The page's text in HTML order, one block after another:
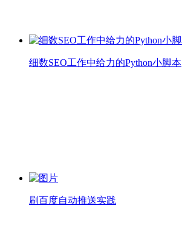
细数SEO工作中给力的Python小脚本
刷百度自动推送实践